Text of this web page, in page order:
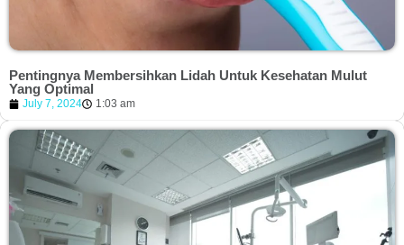
Pentingnya Membersihkan Lidah Untuk Kesehatan Mulut
Yang Optimal
July 7, 2024 1:03 am